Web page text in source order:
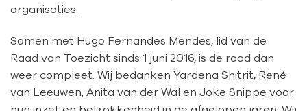
organisaties.
Samen met Hugo Fernandes Mendes, lid van de
Raad van Toezicht sinds 1 juni 2016, is de raad dan
weer compleet. Wij bedanken Yardena Shitrit, René
van Leeuwen, Anita van der Wal en Joke Snippe voor